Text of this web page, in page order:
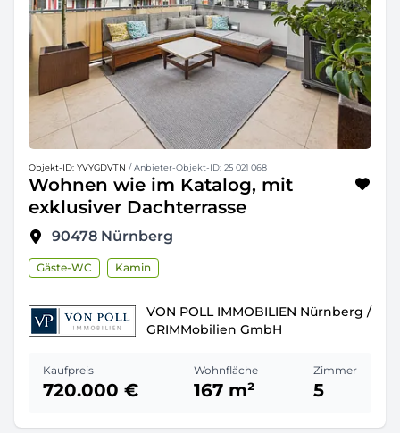
Objekt-ID: YVYGDVTN / Anbieter-Objekt-ID: 25 021 068
Wohnen wie im Katalog, mit
exklusiver Dachterrasse
90478 Nürnberg
Gäste-WC Kamin
VON POLL IMMOBILIEN Nürnberg /
GRIMMobilien GmbH
Kaufpreis
720.000 €
Wohnfläche
167 m²
Zimmer
5